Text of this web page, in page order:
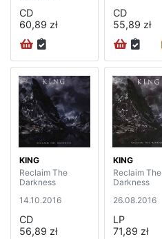
CD
60,89 zł
CD
55,89 zł
KING
Reclaim The
Darkness
14.10.2016
CD
56,89 zł
KING
Reclaim The
Darkness
26.08.2016
LP
71,89 zł